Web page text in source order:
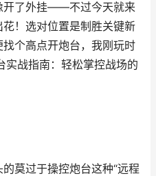
开了外挂——不过今天就来
！选对位置是制胜关键新
个高点开炮台，我刚玩时
实战指南：轻松掌控战场的
莫过于操控炮台这种“远程